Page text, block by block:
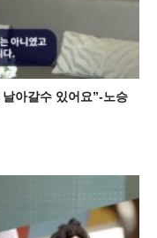
아갈수 있어요”-노승